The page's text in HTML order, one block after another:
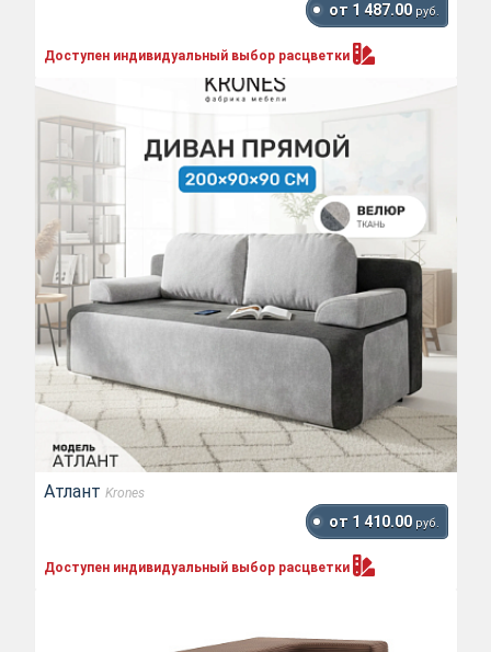
от 1 487.00 руб.
Доступен индивидуальный выбор расцветки
Атлант Krones
от 1 410.00 руб.
Доступен индивидуальный выбор расцветки